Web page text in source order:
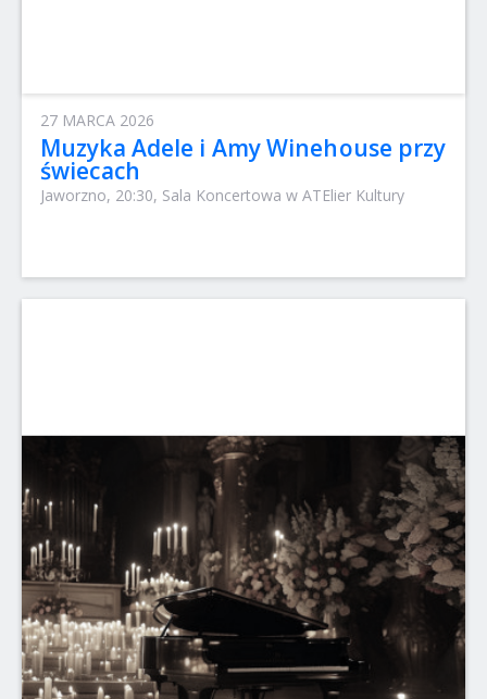
27 MARCA 2026
Muzyka Adele i Amy Winehouse przy
świecach
Jaworzno, 20:30, Sala Koncertowa w ATElier Kultury